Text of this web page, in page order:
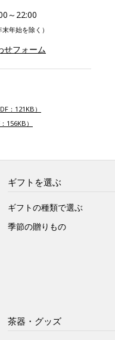
～22:00
末年始を除く）
せフォーム
：121KB）
156KB）
ギフトを選ぶ
ギフトの種類で選ぶ
季節の贈りもの
茶器・グッズ